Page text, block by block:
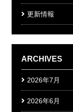
更新情報
ARCHIVES
2026年7月
2026年6月